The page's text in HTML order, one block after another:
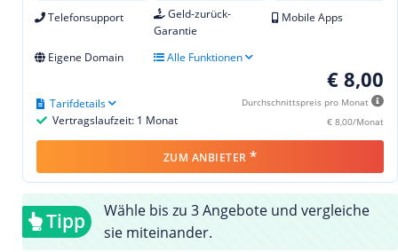
Telefonsupport
Geld-zurück-
Garantie
Mobile Apps
Eigene Domain Alle Funktionen
€ 8,00
Durchschnittspreis pro Monat
€ 8,00/Monat
Vertragslaufzeit: 1 Monat
Tarifdetails
ZUM ANBIETER *
Tipp
Wähle bis zu 3 Angebote und vergleiche
sie miteinander.